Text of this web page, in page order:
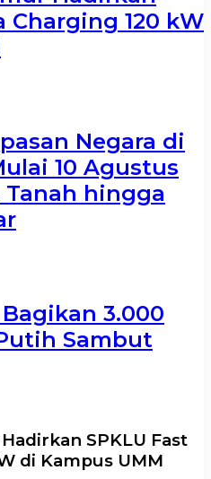
Charging 120 kW
Negara di
10 Agustus
Tanah hingga
3.000
Sambut
SPKLU Fast
di Kampus UMM